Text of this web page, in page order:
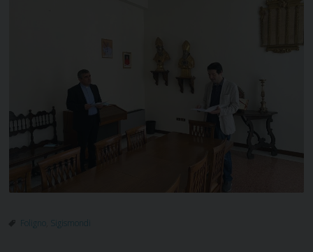
Foligno Sigismondi